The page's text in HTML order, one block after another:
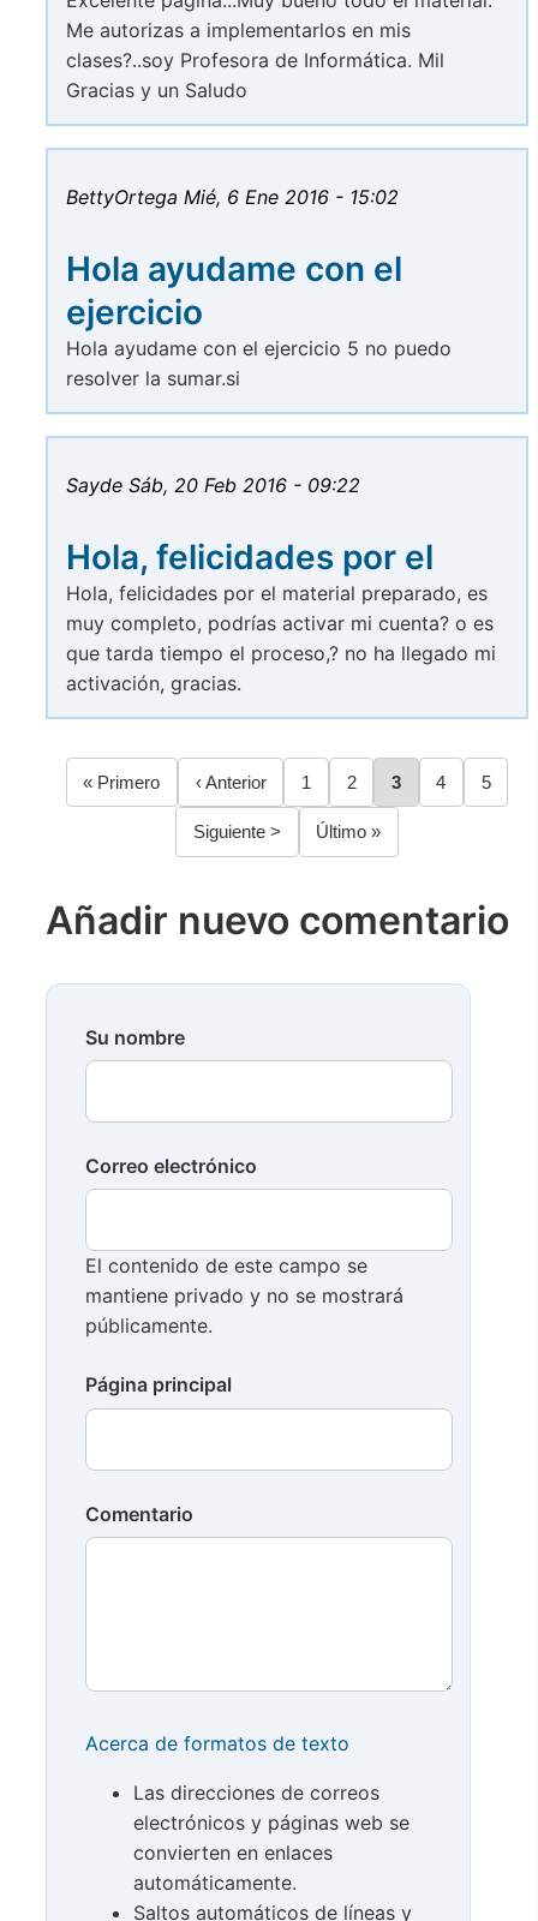
Me autorizas a implementarlos en mis
clases?..soy Profesora de Informática. Mil
Gracias y un Saludo
BettyOrtega Mié, 6 Ene 2016 - 15:02
Hola ayudame con el
ejercicio
Hola ayudame con el ejercicio 5 no puedo
resolver la sumar.si
Sayde Sáb, 20 Feb 2016 - 09:22
Hola, felicidades por el
Hola, felicidades por el material preparado, es
muy completo, podrías activar mi cuenta? o es
que tarda tiempo el proceso,? no ha llegado mi
activación, gracias.
Paginación
Primera
página
« Primero
Página
anterior
‹ Anterior Página
1 Página
2 Página
3 Página
4 Página
5
Siguiente
página
Siguiente >
Última
página
Último »
Añadir nuevo comentario
Su nombre
Correo electrónico
El contenido de este campo se
mantiene privado y no se mostrará
públicamente.
Página principal
Comentario
Acerca de formatos de texto
Las direcciones de correos
electrónicos y páginas web se
convierten en enlaces
automáticamente.
Saltos automáticos de líneas y